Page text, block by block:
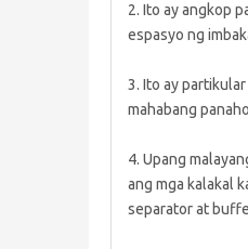
2. Ito ay angkop
espasyo ng
3. Ito ay
mahabang
4. Upang
ang mga kalakal
separator at